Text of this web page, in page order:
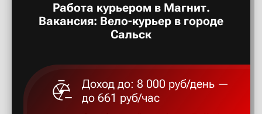
Работа курьером в Магнит.
Вакансия: Вело-курьер в городе
Сальск
Доход до: 8 000 руб/день —
до 661 руб/час